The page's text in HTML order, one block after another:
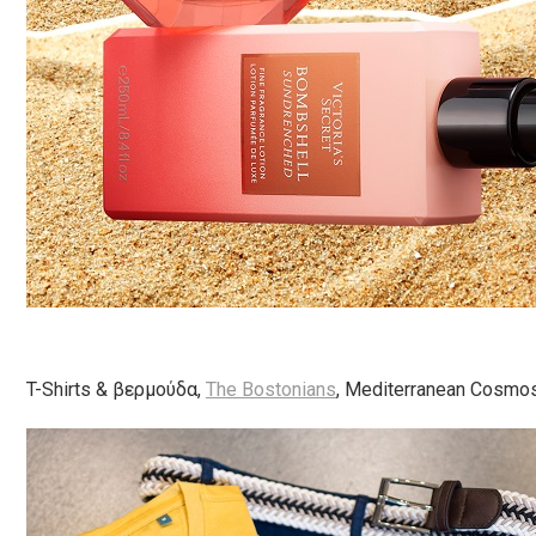
T-Shirts & βερμούδα, The Bostonians, Mediterranean